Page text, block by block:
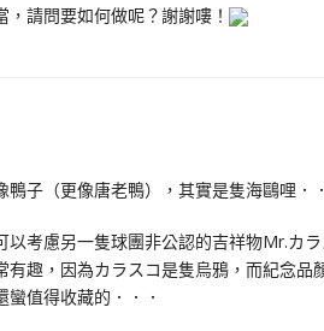
請問要如何做呢？謝謝嘍！
子（更像唐老鴨），其實是隻海鷗哩．
以考慮另一隻球團非公認的吉祥物Mr.カ
趣，因為カラスコ是隻烏鴉，而紀念品
值得收藏的．．．